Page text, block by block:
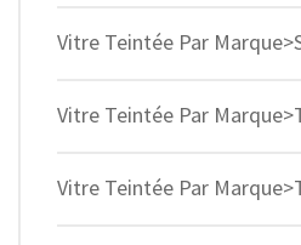
Vitre Teintée Par
Vitre Teintée Par
Vitre Teintée Par